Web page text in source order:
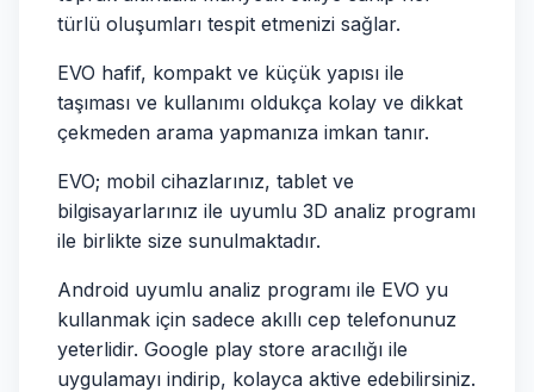
türlü oluşumları tespit etmenizi sağlar.
EVO hafif, kompakt ve küçük yapısı ile
taşıması ve kullanımı oldukça kolay ve dikkat
çekmeden arama yapmanıza imkan tanır.
EVO; mobil cihazlarınız, tablet ve
bilgisayarlarınız ile uyumlu 3D analiz programı
ile birlikte size sunulmaktadır.
Android uyumlu analiz programı ile EVO yu
kullanmak için sadece akıllı cep telefonunuz
yeterlidir. Google play store aracılığı ile
uygulamayı indirip, kolayca aktive edebilirsiniz.